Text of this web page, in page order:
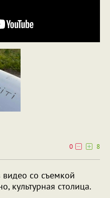
0
8
со съемкой
культурная столица.